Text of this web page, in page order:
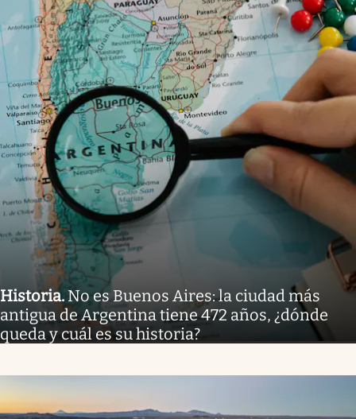
Historia. No es Buenos Aires: la ciudad más
antigua de Argentina tiene 472 años, ¿dónde
queda y cuál es su historia?